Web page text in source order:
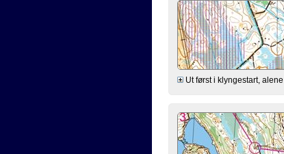
Ut først i klyngestart,